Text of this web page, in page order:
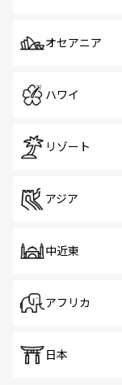
オセアニア
ハワイ
リゾート
アジア
中近東
アフリカ
日本